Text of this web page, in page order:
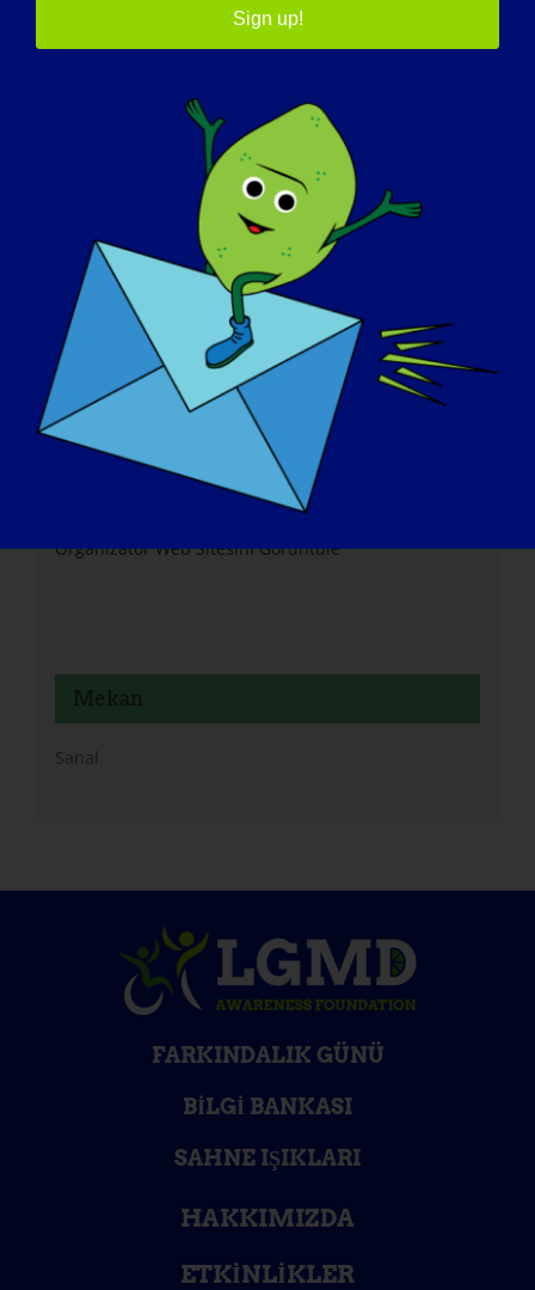
27 Eylül 2024
https://runsignup.com/Race/MI/WhiteLake/HopeinM
otionLGMD2DAwareness5K
Organizatör
LGMD2D Vakfı
Organizatör Web Sitesini Görüntüle
Mekan
Sanal
FARKINDALIK GÜNÜ
BILGI BANKASI
SAHNE IŞIKLARI
HAKKIMIZDA
ETKINLIKLER
Sign up!